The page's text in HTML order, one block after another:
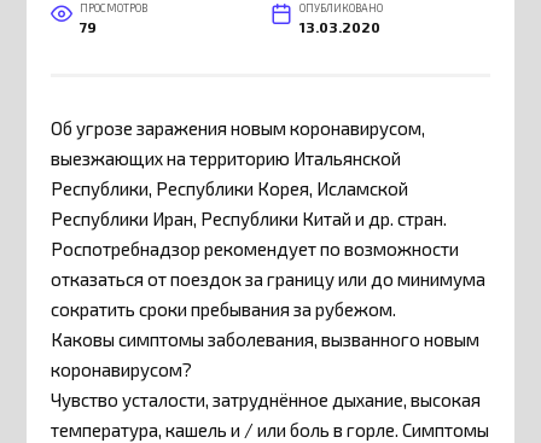
ПРОСМОТРОВ
79
ОПУБЛИКОВАНО
13.03.2020
Об угрозе заражения новым коронавирусом,
выезжающих на территорию Итальянской
Республики, Республики Корея, Исламской
Республики Иран, Республики Китай и др. стран.
Роспотребнадзор рекомендует по возможности
отказаться от поездок за границу или до минимума
сократить сроки пребывания за рубежом.
Каковы симптомы заболевания, вызванного новым
коронавирусом?
Чувство усталости, затруднённое дыхание, высокая
температура, кашель и / или боль в горле. Симптомы